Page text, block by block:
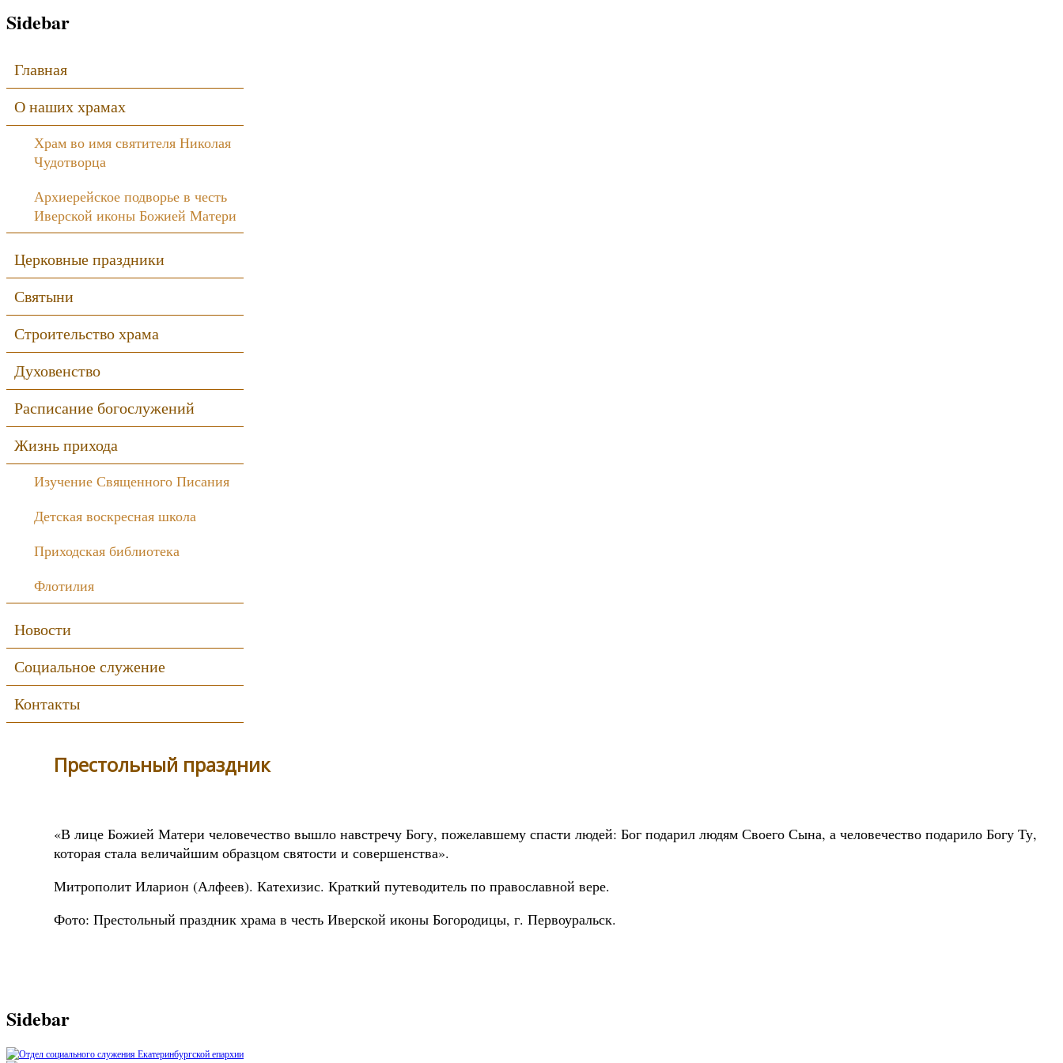
Sidebar
Главная
О наших храмах
Храм во имя святителя Николая
Чудотворца
Архиерейское подворье в честь
Иверской иконы Божией Матери
Церковные праздники
Святыни
Строительство храма
Духовенство
Расписание богослужений
Жизнь прихода
Изучение Священного Писания
Детская воскресная школа
Приходская библиотека
Флотилия
Новости
Социальное служение
Контакты
Престольный праздник
«В лице Божией Матери человечество вышло навстречу Богу, пожелавшему спасти людей: Бог подарил людям Своего Сына, а человечество подарило Богу Ту,
которая стала величайшим образцом святости и совершенства».
Митрополит Иларион (Алфеев). Катехизис. Краткий путеводитель по православной вере.
Фото: Престольный праздник храма в честь Иверской иконы Богородицы, г. Первоуральск.
Sidebar